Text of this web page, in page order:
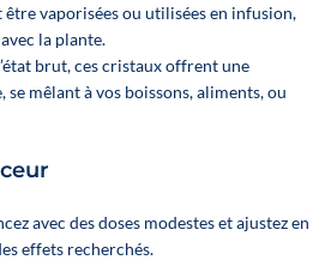
vaporisées ou utilisées en infusion,
la plante.
brut, ces cristaux offrent une
mêlant à vos boissons, aliments, ou
avec des doses modestes et ajustez en
effets recherchés.